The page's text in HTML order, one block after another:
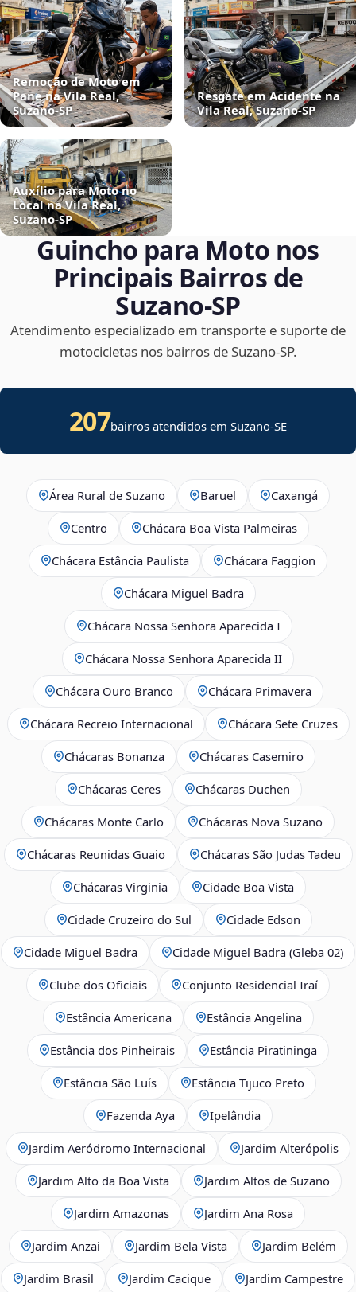
Remoção de Moto em
Pane na Vila Real,
Suzano‑SP
Resgate em Acidente na
Vila Real, Suzano‑SP
Auxílio para Moto no
Local na Vila Real,
Suzano‑SP
Guincho para Moto nos
Principais Bairros de
Suzano‑SP
Atendimento especializado em transporte e suporte de
motocicletas nos bairros de Suzano‑SP.
207bairros atendidos emSuzano-SE
Área Rural de Suzano Baruel Caxangá
Centro Chácara Boa Vista Palmeiras
Chácara Estância Paulista Chácara Faggion
Chácara Miguel Badra
Chácara Nossa Senhora Aparecida I
Chácara Nossa Senhora Aparecida II
Chácara Ouro Branco Chácara Primavera
Chácara Recreio Internacional Chácara Sete Cruzes
Chácaras Bonanza Chácaras Casemiro
Chácaras Ceres Chácaras Duchen
Chácaras Monte Carlo Chácaras Nova Suzano
Chácaras Reunidas Guaio Chácaras São Judas Tadeu
Chácaras Virginia Cidade Boa Vista
Cidade Cruzeiro do Sul Cidade Edson
Cidade Miguel Badra Cidade Miguel Badra (Gleba 02)
Clube dos Oficiais Conjunto Residencial Iraí
Estância Americana Estância Angelina
Estância dos Pinheirais Estância Piratininga
Estância São Luís Estância Tijuco Preto
Fazenda Aya Ipelândia
Jardim Aeródromo Internacional Jardim Alterópolis
Jardim Alto da Boa Vista Jardim Altos de Suzano
Jardim Amazonas Jardim Ana Rosa
Jardim Anzai Jardim Bela Vista Jardim Belém
Jardim Brasil Jardim Cacique Jardim Campestre